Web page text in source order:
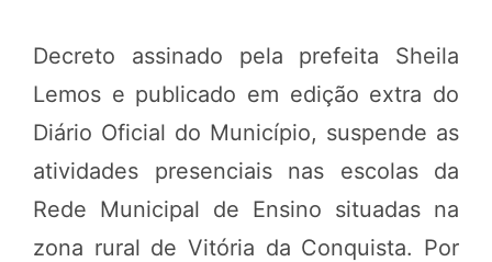
Decreto assinado pela prefeita Sheila
Lemos e publicado em edição extra do
Diário Oficial do Município, suspende as
atividades presenciais nas escolas da
Rede Municipal de Ensino situadas na
zona rural de Vitória da Conquista. Por